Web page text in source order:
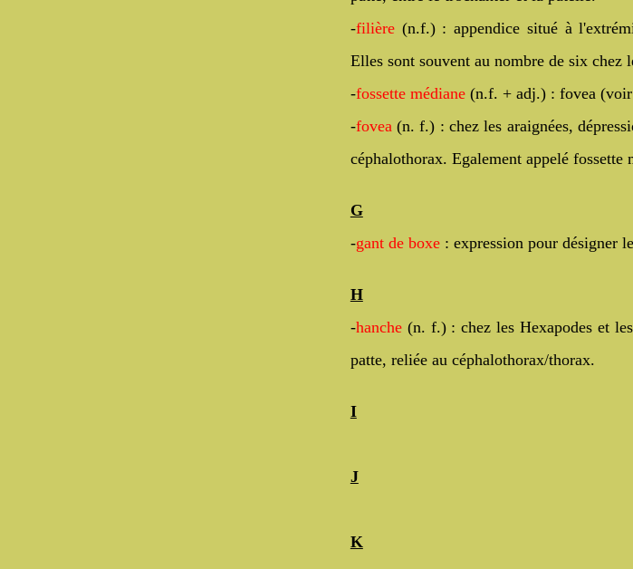
-filière (n.f.) : appendice situé à
Elles sont souvent au nombre de six chez
-fossette médiane (n.f. + adj.) : fovea (voir
-fovea(n. f.) : chez les araignées,
céphalothorax. Egalement appelé fossette
G
-gant de boxe: expression pour désigner
H
-hanche(n. f.) : chez les Hexapodes et
patte, reliée au céphalothorax/thorax.
I
J
K